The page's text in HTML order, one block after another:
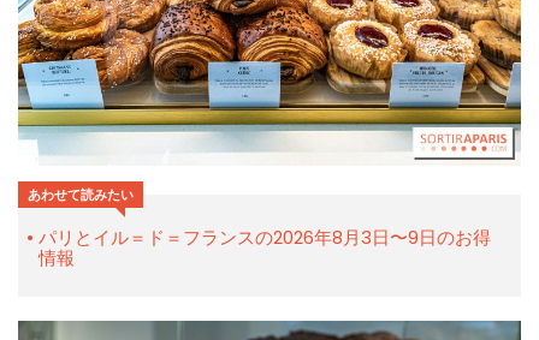
あわせて読みたい
パリとイル＝ド＝フランスの2026年8月3日〜9日のお得
情報